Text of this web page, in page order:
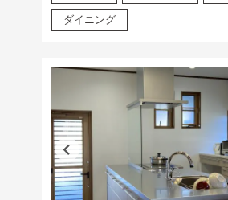
ダイニング